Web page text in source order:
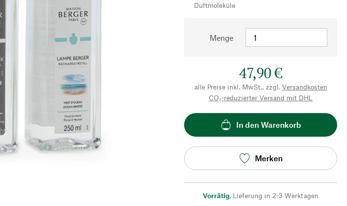
Duftmoleküle
Menge
47,90 €
alle Preise inkl. MwSt., zzgl. Versandkosten
CO₂-reduzierter Versand mit DHL
In den Warenkorb
Merken
Vorrätig, Lieferung in 2-3 Werktagen